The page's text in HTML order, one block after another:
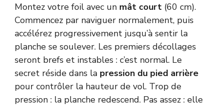
Montez votre foil avec un mât court (60 cm).
Commencez par naviguer normalement, puis
accélérez progressivement jusqu’à sentir la
planche se soulever. Les premiers décollages
seront brefs et instables : c’est normal. Le
secret réside dans la pression du pied arrière
pour contrôler la hauteur de vol. Trop de
pression : la planche redescend. Pas assez : elle